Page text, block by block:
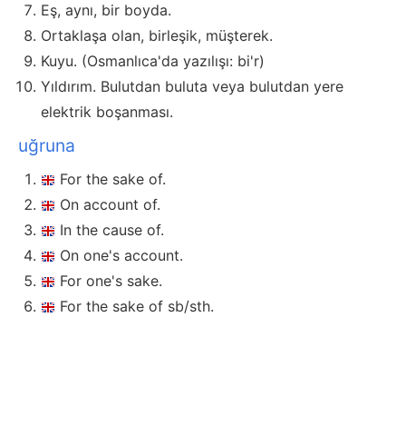
Eş, aynı, bir boyda.
Ortaklaşa olan, birleşik, müşterek.
Kuyu. (Osmanlıca'da yazılışı: bi'r)
Yıldırım. Bulutdan buluta veya bulutdan yere
elektrik boşanması.
uğruna
For the sake of.
On account of.
In the cause of.
On one's account.
For one's sake.
For the sake of sb/sth.